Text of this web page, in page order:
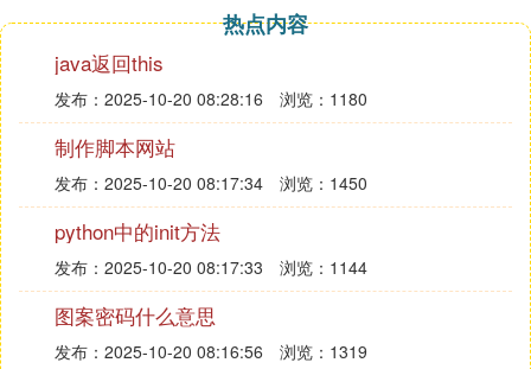
‘陆’ ftp服务器怎么搭建可以用云帮手吗好
用吗
中午好！我没有用过云帮手，不知道8UFTP不知道能
不能帮到你。
想当初学建站前负责过淘宝运营，所以把网站想当
然，下载完模板上传直接修改就好了，后来你懂的！
网络一下FTP软件使用教程可谓烂大街了
本来和大家谈谈服务器的，也不打算讲建站的那些囧
事，但一想购买服务器的初衷就是为了给广大新手站
长从零基础学习建站用的
热点内容
java返回this
发布：2025-10-20 08:28:16 浏览：1180
制作脚本网站
发布：2025-10-20 08:17:34 浏览：1450
python中的init方法
发布：2025-10-20 08:17:33 浏览：1144
图案密码什么意思
发布：2025-10-20 08:16:56 浏览：1319